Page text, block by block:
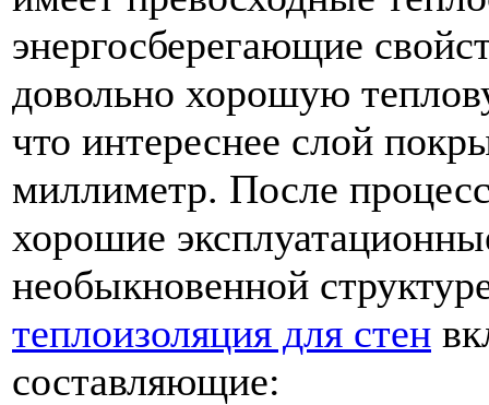
энергосберегающие
довольно хорошую
что интереснее слой
миллиметр. После
хорошие
необыкновенной
теплоизоляция для стен
составляющие: